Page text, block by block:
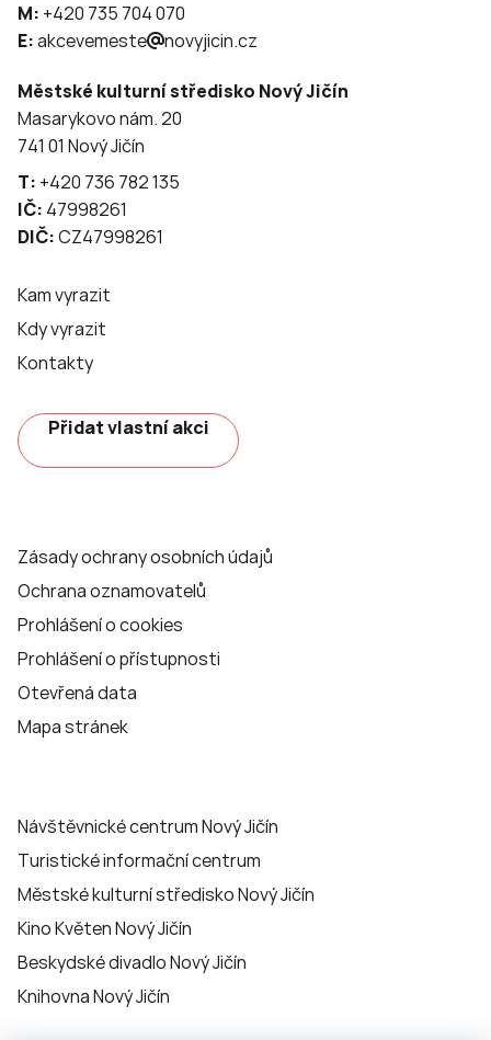
M: +420 735 704 070
E:akcevemeste novyjicin.cz
Městské kulturní středisko Nový Jičín
Masarykovo nám. 20
741 01 Nový Jičín
T: +420 736 782 135
IČ: 47998261
DIČ:CZ47998261
Kam vyrazit
Kdy vyrazit
Kontakty
Přidat vlastní akci
Zásady ochrany osobních údajů
Ochrana oznamovatelů
Prohlášení o cookies
Prohlášení o přístupnosti
Otevřená data
Mapa stránek
Návštěvnické centrum Nový Jičín
Turistické informační centrum
Městské kulturní středisko Nový Jičín
Kino Květen Nový Jičín
Beskydské divadlo Nový Jičín
Knihovna Nový Jičín